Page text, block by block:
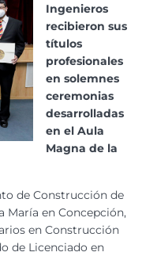
Ingenieros
recibieron sus
títulos
profesionales
en solemnes
ceremonias
desarrolladas
en el Aula
Magna de la
de Construcción de
María en Concepción,
en Construcción
de Licenciado en